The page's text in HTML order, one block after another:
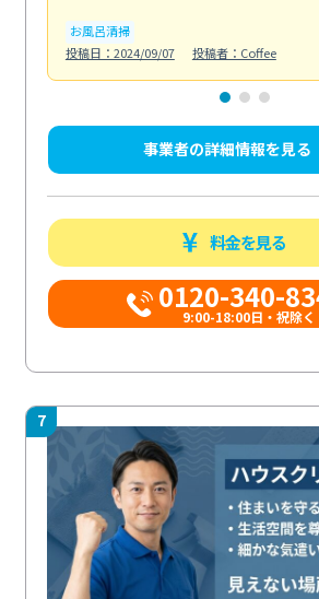
お風呂清掃
投稿日：2024/09/07
投稿者：Coffee
事業者の詳細情報を見る
料金を見る
0120-340-
9:00-18:00日・祝除く
7